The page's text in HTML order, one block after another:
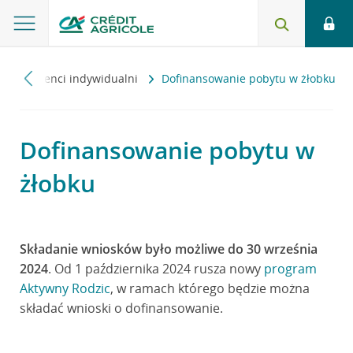
Klienci indywidualni Dofinansowanie pobytu w żłobku
Dofinansowanie pobytu w
żłobku
Składanie wniosków było możliwe do 30 września
2024. Od 1 października 2024 rusza nowy program
Aktywny Rodzic, w ramach którego będzie można
składać wnioski o dofinansowanie.